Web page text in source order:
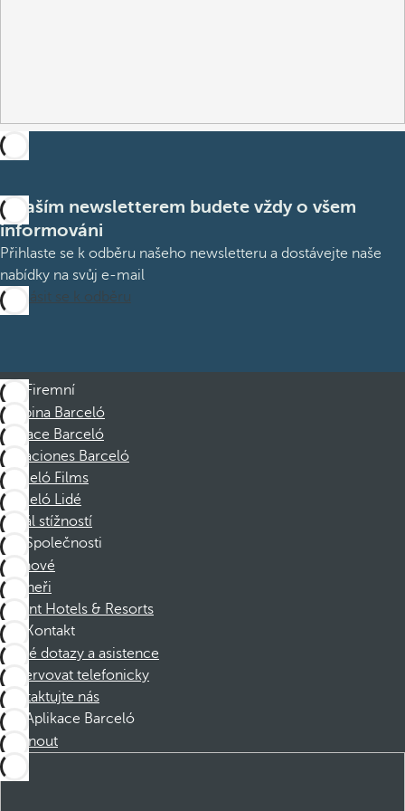
S naším newsletterem budete vždy o všem
informováni
Přihlaste se k odběru našeho newsletteru a dostávejte naše
nabídky na svůj e-mail
Přihlásit se k odběru
Firemní
Skupina Barceló
Nadace Barceló
Vacaciones Barceló
Barceló Films
Barceló Lidé
Kanál stížností
Společnosti
Členové
Partneři
Dorint Hotels & Resorts
Kontakt
Časté dotazy a asistence
Rezervovat telefonicky
Kontaktujte nás
Aplikace Barceló
Stáhnout